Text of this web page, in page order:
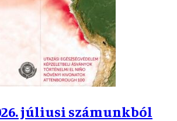
júliusi számunkból